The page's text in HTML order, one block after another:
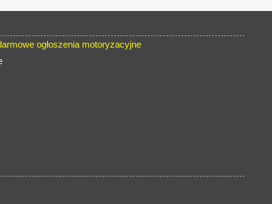
ogłoszenia motoryzacyjne